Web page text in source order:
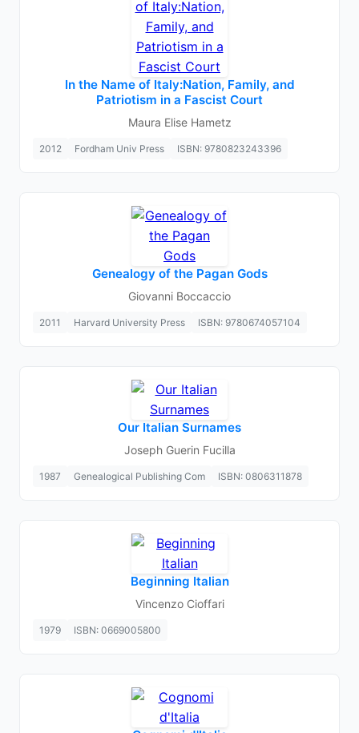
In the Name of Italy:Nation, Family, and
Patriotism in a Fascist Court
Maura Elise Hametz
2012 Fordham Univ Press ISBN: 9780823243396
Genealogy of the Pagan Gods
Giovanni Boccaccio
2011 Harvard University Press ISBN: 9780674057104
Our Italian Surnames
Joseph Guerin Fucilla
1987 Genealogical Publishing Com ISBN: 0806311878
Beginning Italian
Vincenzo Cioffari
1979 ISBN: 0669005800